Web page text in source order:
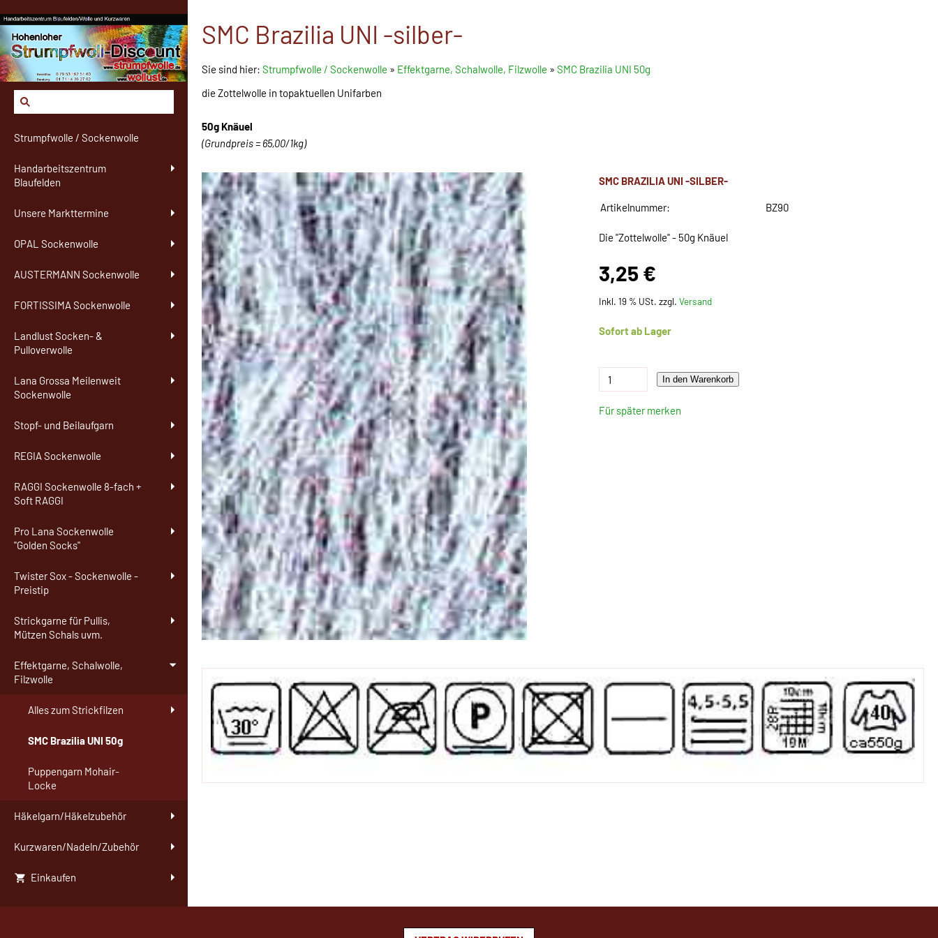
Strumpfwolle / Sockenwolle
Handarbeitszentrum
Blaufelden
Unsere Markttermine
OPAL Sockenwolle
AUSTERMANN Sockenwolle
FORTISSIMA Sockenwolle
Landlust Socken- &
Pulloverwolle
Lana Grossa Meilenweit
Sockenwolle
Stopf- und Beilaufgarn
REGIA Sockenwolle
RAGGI Sockenwolle 8-fach +
Soft RAGGI
Pro Lana Sockenwolle
"Golden Socks"
Twister Sox - Sockenwolle -
Preistip
Strickgarne für Pullis,
Mützen Schals uvm.
Effektgarne, Schalwolle,
Filzwolle
Alles zum Strickfilzen
SMC Brazilia UNI 50g
Puppengarn Mohair-
Locke
Häkelgarn/Häkelzubehör
Kurzwaren/Nadeln/Zubehör
Einkaufen
SMC Brazilia UNI -silber-
Sie sind hier: Strumpfwolle / Sockenwolle » Effektgarne, Schalwolle, Filzwolle » SMC Brazilia UNI 50g
die Zottelwolle in topaktuellen Unifarben
50g Knäuel
(Grundpreis = 65,00/1kg)
SMC BRAZILIA UNI -SILBER-
Artikelnummer: BZ90
Die "Zottelwolle" - 50g Knäuel
3,25 €
Inkl. 19 % USt. zzgl.Versand
Sofort ab Lager
In den Warenkorb
Für später merken